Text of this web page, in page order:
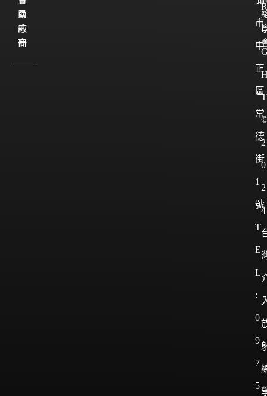
員
註
冊
助
廠
商
市
中
正
區
常
德
街
1
號
T
E
L
:
0
9
7
5
R
I
T
2
0
2
4